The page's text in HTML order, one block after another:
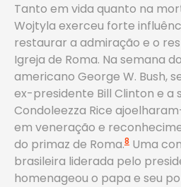
Tanto em vida quanto na
Wojtyla exerceu forte
restaurar a admiração e o
Igreja de Roma. Na semana
americano George W. Bush,
ex-presidente Bill Clinton e a
Condoleezza Rice
em veneração e
do primaz de Roma.8 Uma
brasileira liderada pelo
homenageou o papa e seu